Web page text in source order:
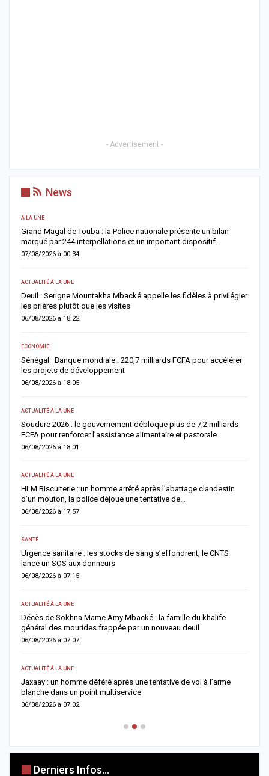
- Advertisement -
News
A LA UNE
Grand Magal de Touba : la Police nationale présente un bilan
marqué par 244 interpellations et un important dispositif…
07/08/2026 à 00:34
ACTUALITÉ À LA UNE
Deuil : Serigne Mountakha Mbacké appelle les fidèles à privilégier
les prières plutôt que les visites
06/08/2026 à 18:22
ECONOMIE
Sénégal–Banque mondiale : 220,7 milliards FCFA pour accélérer
les projets de développement
06/08/2026 à 18:05
ACTUALITÉ À LA UNE
Soudure 2026 : le gouvernement débloque plus de 7,2 milliards
FCFA pour renforcer l’assistance alimentaire et pastorale
06/08/2026 à 18:01
ACTUALITÉ À LA UNE
HLM Biscuiterie : un homme arrêté après l’abattage clandestin
d’un mouton, la police déjoue une tentative de…
06/08/2026 à 17:57
SANTÉ
Urgence sanitaire : les stocks de sang s’effondrent, le CNTS
lance un SOS aux donneurs
06/08/2026 à 07:15
ACTUALITÉ À LA UNE
Décès de Sokhna Mame Amy Mbacké : la famille du khalife
général des mourides frappée par un nouveau deuil
06/08/2026 à 07:07
ACTUALITÉ À LA UNE
Jaxaay : un homme déféré après une tentative de vol à l’arme
blanche dans un point multiservice
06/08/2026 à 07:02
Derniers Infos...